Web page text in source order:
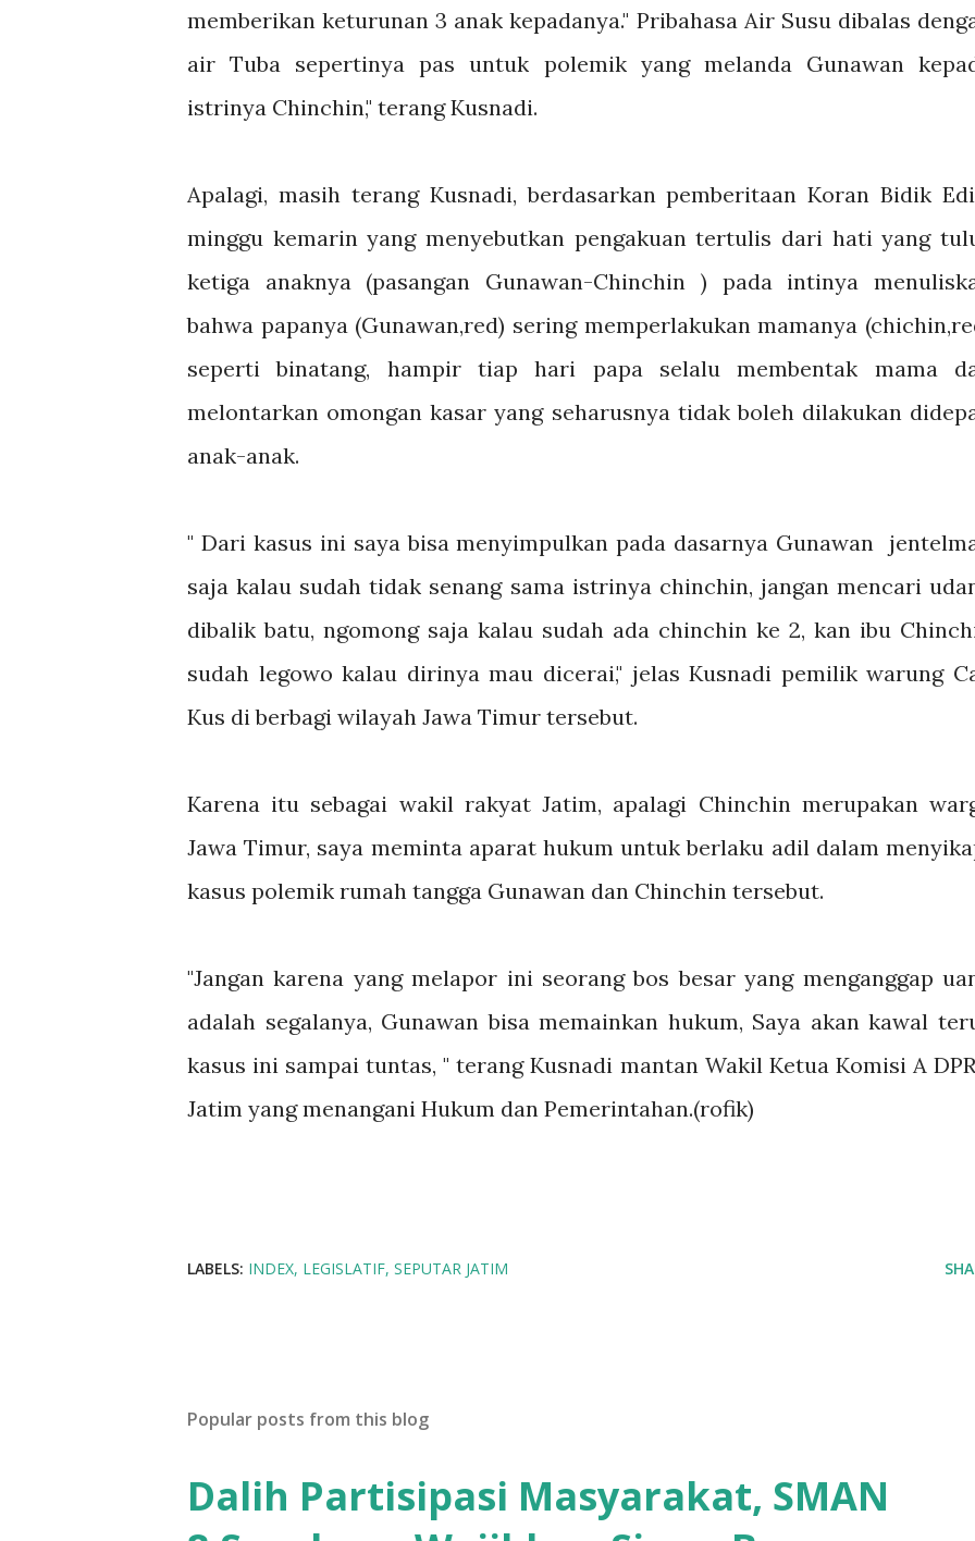
memberikan keturunan 3 anak kepadanya." Pribahasa Air Susu dibalas
air Tuba sepertinya pas untuk polemik yang melanda Gunawan
istrinya Chinchin," terang Kusnadi.
Apalagi, masih terang Kusnadi, berdasarkan pemberitaan Koran Bidik
minggu kemarin yang menyebutkan pengakuan tertulis dari hati yang
ketiga anaknya (pasangan Gunawan-Chinchin ) pada intinya
bahwa papanya (Gunawan,red) sering memperlakukan mamanya
seperti binatang, hampir tiap hari papa selalu membentak mama
melontarkan omongan kasar yang seharusnya tidak boleh dilakukan
anak-anak.
" Dari kasus ini saya bisa menyimpulkan pada dasarnya Gunawan
saja kalau sudah tidak senang sama istrinya chinchin, jangan mencari
dibalik batu, ngomong saja kalau sudah ada chinchin ke 2, kan ibu
sudah legowo kalau dirinya mau dicerai," jelas Kusnadi pemilik warung
Kus di berbagi wilayah Jawa Timur tersebut.
Karena itu sebagai wakil rakyat Jatim, apalagi Chinchin merupakan
Jawa Timur, saya meminta aparat hukum untuk berlaku adil dalam
kasus polemik rumah tangga Gunawan dan Chinchin tersebut.
"Jangan karena yang melapor ini seorang bos besar yang menganggap
adalah segalanya, Gunawan bisa memainkan hukum, Saya akan kawal
kasus ini sampai tuntas, " terang Kusnadi mantan Wakil Ketua Komisi A
Jatim yang menangani Hukum dan Pemerintahan.(rofik)
LABELS: INDEX LEGISLATIF SEPUTAR JATIM
Popular posts from this blog
Dalih Partisipasi Masyarakat, SMAN